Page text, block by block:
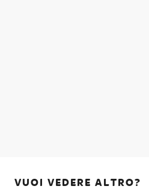
VUOI VEDERE ALTRO?